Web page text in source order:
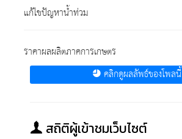
แก้ไขปัญหาน้ำท่วม
ราคาผลผลิตภาคการเกษตร
คลิกดูผลลัพธ์ของโพลนี้
สถิติผู้เข้าชมเว็บไซต์